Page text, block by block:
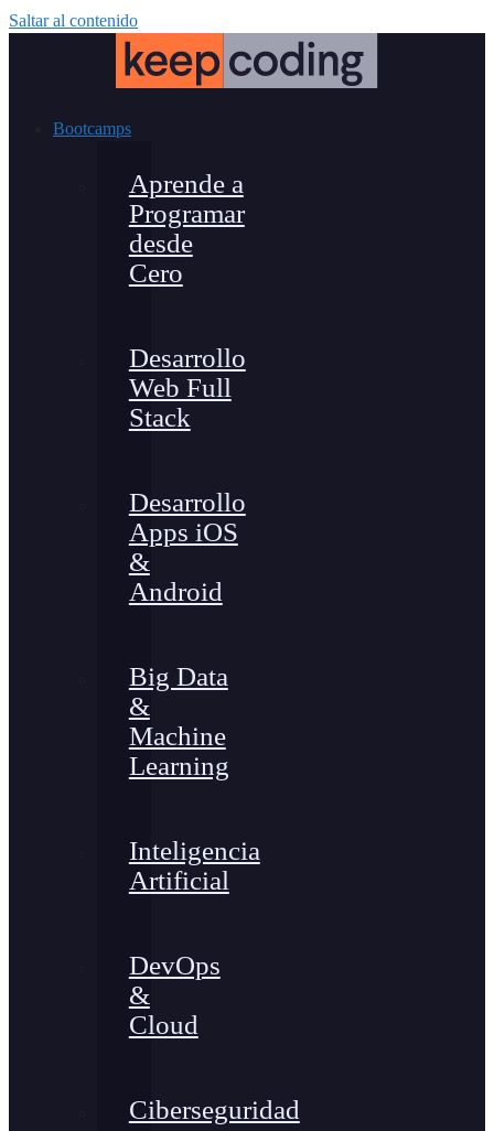
Saltar al contenido
Bootcamps
Aprende a
Programar
desde
Cero
Desarrollo
Web Full
Stack
Desarrollo
Apps iOS
&
Android
Big Data
&
Machine
Learning
Inteligencia
Artificial
DevOps
&
Cloud
Ciberseguridad